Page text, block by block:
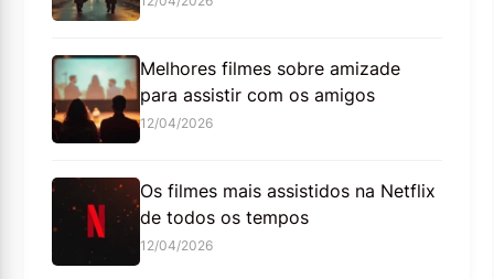
Melhores filmes sobre amizade
para assistir com os amigos
12/04/2026
Os filmes mais assistidos na Netflix
de todos os tempos
12/04/2026